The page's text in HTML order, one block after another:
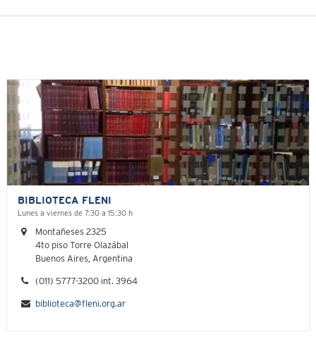
BIBLIOTECA FLENI
Lunes a viernes de 7:30 a 15:30 h
Montañeses 2325
4to piso Torre Olazábal
Buenos Aires, Argentina
(011) 5777-3200 int. 3964
biblioteca@fleni.org.ar